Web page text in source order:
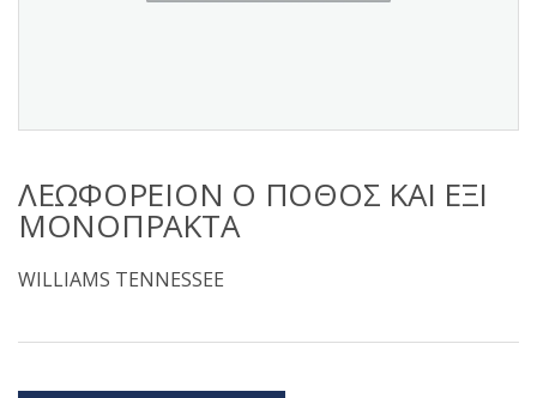
ΛΕΩΦΟΡΕΙΟΝ Ο ΠΟΘΟΣ ΚΑΙ ΕΞΙ
ΜΟΝΟΠΡΑΚΤΑ
WILLIAMS TENNESSEE